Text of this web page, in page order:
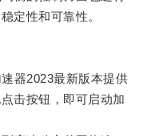
定性和可靠性。
器2023最新版本提供
击按钮，即可启动加